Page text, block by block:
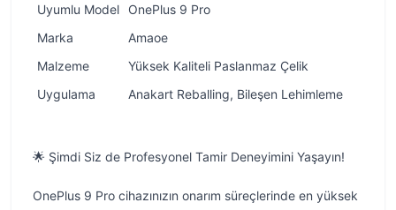
Uyumlu Model
OnePlus 9 Pro
Marka
Amaoe
Malzeme
Yüksek Kaliteli Paslanmaz Çelik
Uygulama
Anakart Reballing, Bileşen Lehimleme
🌟 Şimdi Siz de Profesyonel Tamir Deneyimini Yaşayın!
OnePlus 9 Pro cihazınızın onarım süreçlerinde en yüksek